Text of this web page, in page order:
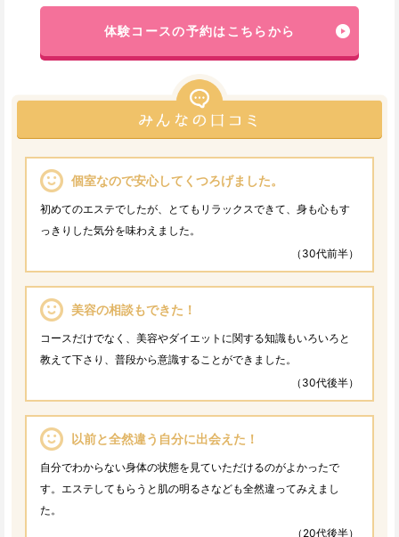
体験コースの予約はこちらから
個室なので安心してくつろげました。
初めてのエステでしたが、とてもリラックスできて、身も心もす
っきりした気分を味わえました。
（30代前半）
美容の相談もできた！
コースだけでなく、美容やダイエットに関する知識もいろいろと
教えて下さり、普段から意識することができました。
（30代後半）
以前と全然違う自分に出会えた！
自分でわからない身体の状態を見ていただけるのがよかったで
す。エステしてもらうと肌の明るさなども全然違ってみえまし
た。
（20代後半）